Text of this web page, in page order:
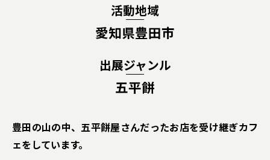
活動地域
愛知県豊田市
出展ジャンル
五平餅
豊田の山の中、五平餅屋さんだったお店を受け継ぎカフ
ェをしています。